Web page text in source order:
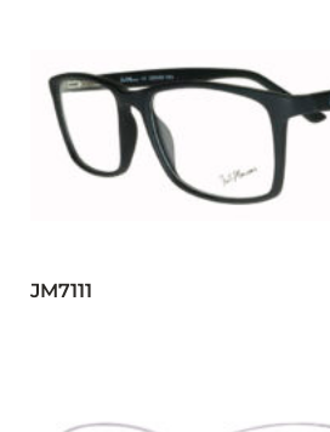
JM7111